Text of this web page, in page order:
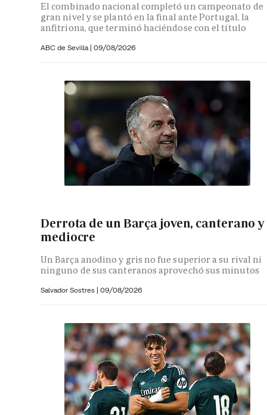
El combinado nacional completó un campeonato de
gran nivel y se plantó en la final ante Portugal, la
anfitriona, que terminó haciéndose con el título
ABC de Sevilla | 09/08/2026
Derrota de un Barça joven, canterano y
mediocre
Un Barça anodino y gris no fue superior a su rival ni
ninguno de sus canteranos aprovechó sus minutos
Salvador Sostres | 09/08/2026